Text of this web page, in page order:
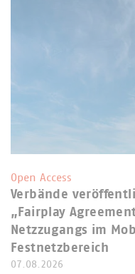
Open Access
Verbände
„Fairplay
Netzzugangs im
Festnetzbereich
07.08.2026